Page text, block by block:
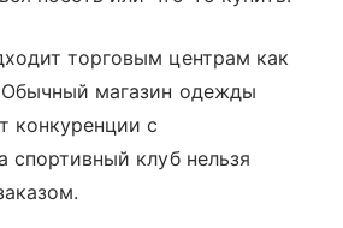
торговым центрам как
магазин одежды
конкуренции с
спортивный клуб нельзя